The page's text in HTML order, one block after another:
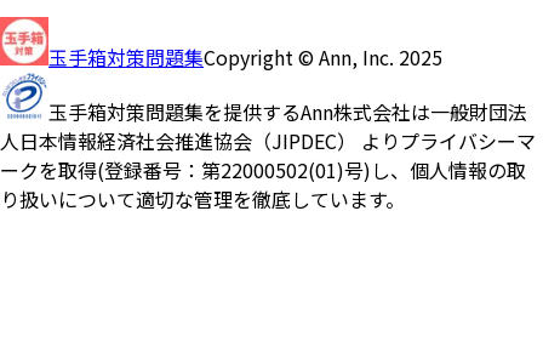
玉手箱対策問題集Copyright © Ann, Inc. 2025
玉手箱対策問題集を提供するAnn株式会社は一般財団法
人日本情報経済社会推進協会（JIPDEC） よりプライバシーマ
ークを取得(登録番号：第22000502(01)号)し、個人情報の取
り扱いについて適切な管理を徹底しています。